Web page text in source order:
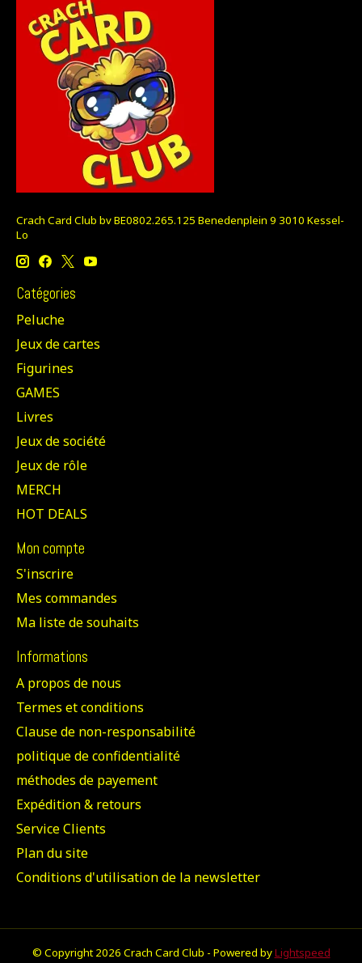
Crach Card Club bv BE0802.265.125 Benedenplein 9 3010 Kessel-
Lo
Catégories
Peluche
Jeux de cartes
Figurines
GAMES
Livres
Jeux de société
Jeux de rôle
MERCH
HOT DEALS
Mon compte
S'inscrire
Mes commandes
Ma liste de souhaits
Informations
A propos de nous
Termes et conditions
Clause de non-responsabilité
politique de confidentialité
méthodes de payement
Expédition & retours
Service Clients
Plan du site
Conditions d'utilisation de la newsletter
© Copyright 2026 Crach Card Club - Powered byLightspeed